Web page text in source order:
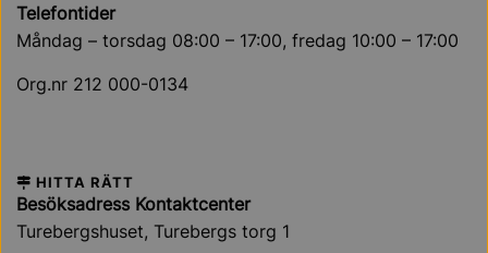
Telefontider
Måndag – torsdag 08:00 – 17:00, fredag 10:00 – 17:00
Org.nr 212 000-0134
HITTA RÄTT
Besöksadress Kontaktcenter
Turebergshuset, Turebergs torg 1